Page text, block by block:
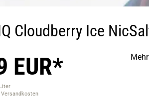
Cloudberry Ice
EUR*
Versandkosten